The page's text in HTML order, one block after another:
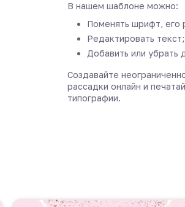
В нашем шаблоне можно:
Поменять шрифт, его
Редактировать текст;
Добавить или убрать
Создавайте
рассадки онлайн и
типографии.